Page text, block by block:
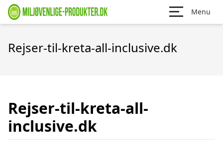
Menu
Rejser-til-kreta-all-inclusive.dk
Rejser-til-kreta-all-
inclusive.dk